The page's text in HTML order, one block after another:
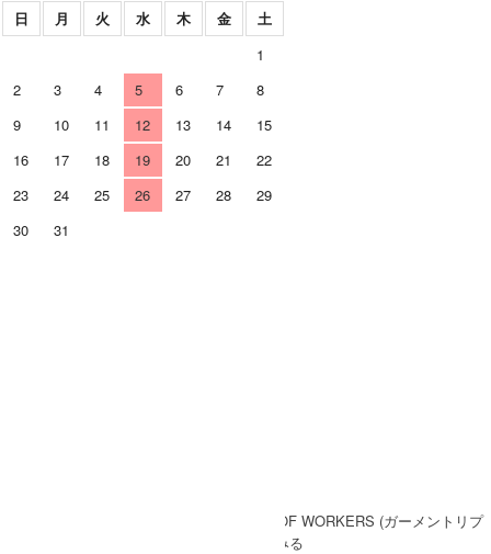
» もうすこしGARMENT REPRODUCTION OF WORKERS (ガーメントリプ
ロダクションオブワーカーズ)のアイテムをみる
日
月 火 水 木 金
土
1
2
3 4 5 6 7
8
9
10 11 12 13 14
15
16
17 18 19 20 21
22
23
24 25 26 27 28
29
30
31